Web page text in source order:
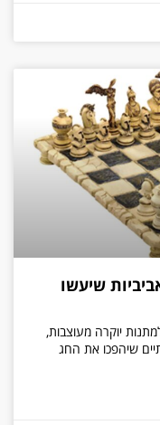
אביביות שיעשו
למתנות יוקרה מעוצבות,
שיהפכו את החג